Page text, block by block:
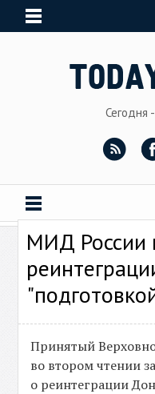
Сегодня
МИД России
Принятый
во втором чтении
о реинтеграции